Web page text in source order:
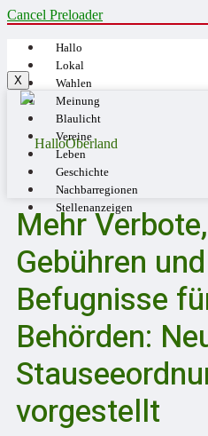
Cancel Preloader
Hallo
Lokal
Wahlen
Meinung
Blaulicht
Vereine
Leben
Geschichte
Nachbarregionen
Stellenanzeigen
X
Mehr
Gebühren
Befugnisse
Behörden:
vorgestellt